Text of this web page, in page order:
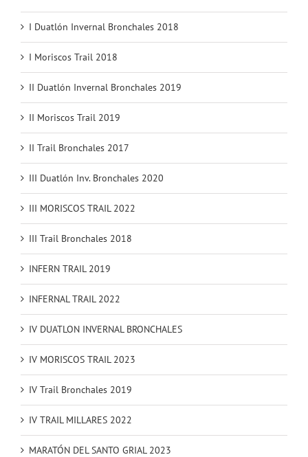
I Duatlón Invernal Bronchales 2018
I Moriscos Trail 2018
II Duatlón Invernal Bronchales 2019
II Moriscos Trail 2019
II Trail Bronchales 2017
III Duatlón Inv. Bronchales 2020
III MORISCOS TRAIL 2022
III Trail Bronchales 2018
INFERN TRAIL 2019
INFERNAL TRAIL 2022
IV DUATLON INVERNAL BRONCHALES
IV MORISCOS TRAIL 2023
IV Trail Bronchales 2019
IV TRAIL MILLARES 2022
MARATÓN DEL SANTO GRIAL 2023